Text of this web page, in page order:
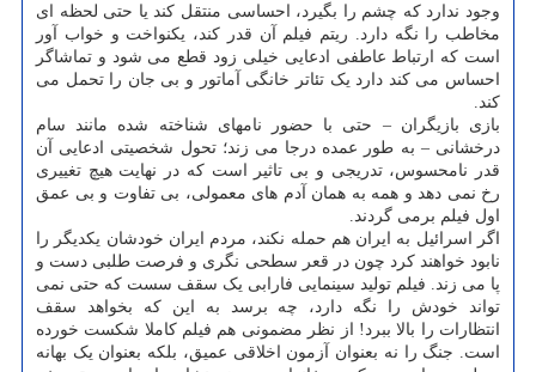
وجود ندارد که چشم را بگیرد، احساسی منتقل کند یا حتی لحظه ای
مخاطب را نگه دارد. ریتم فیلم آن قدر کند، یکنواخت و خواب آور
است که ارتباط عاطفی ادعایی خیلی زود قطع می شود و تماشاگر
احساس می کند دارد یک تئاتر خانگی آماتور و بی جان را تحمل می
کند.
بازی بازیگران – حتی با حضور نامهای شناخته شده مانند سام
درخشانی – به طور عمده درجا می زند؛ تحول شخصیتی ادعایی آن
قدر نامحسوس، تدریجی و بی تاثیر است که در نهایت هیچ تغییری
رخ نمی دهد و همه به همان آدم های معمولی، بی تفاوت و بی عمق
اول فیلم برمی گردند.
اگر اسرائیل به ایران هم حمله نکند، مردم ایران خودشان یکدیگر را
نابود خواهند کرد چون در قعر سطحی نگری و فرصت طلبی دست و
پا می زند. فیلم تولید سینمایی فارابی یک سقف سست که حتی نمی
تواند خودش را نگه دارد، چه برسد به این که بخواهد سقف
انتظارات را بالا ببرد! از نظر مضمونی هم فیلم کاملا شکست خورده
است. جنگ را نه بعنوان آزمون اخلاقی عمیق، بلکه بعنوان یک بهانه